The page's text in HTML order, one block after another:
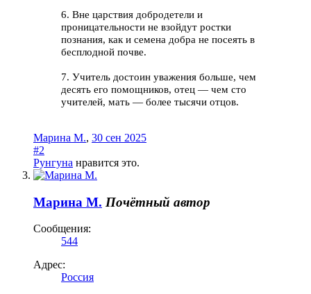
6. Вне царствия добродетели и
проницательности не взойдут ростки
познания, как и семена добра не посеять в
бесплодной почве.
7. Учитель достоин уважения больше, чем
десять его помощников, отец — чем сто
учителей, мать — более тысячи отцов.
Марина М., 30 сен 2025
#2
Рунгуна нравится это.
Марина М. Почётный автор
Сообщения:
544
Адрес:
Россия